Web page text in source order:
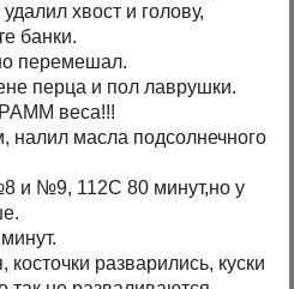
хвост и голову,
банки.
перемешал.
перца и пол лаврушки.
веса!!!
налил масла подсолнечного
и №9, 112С 80 минут,но у
разварились, куски